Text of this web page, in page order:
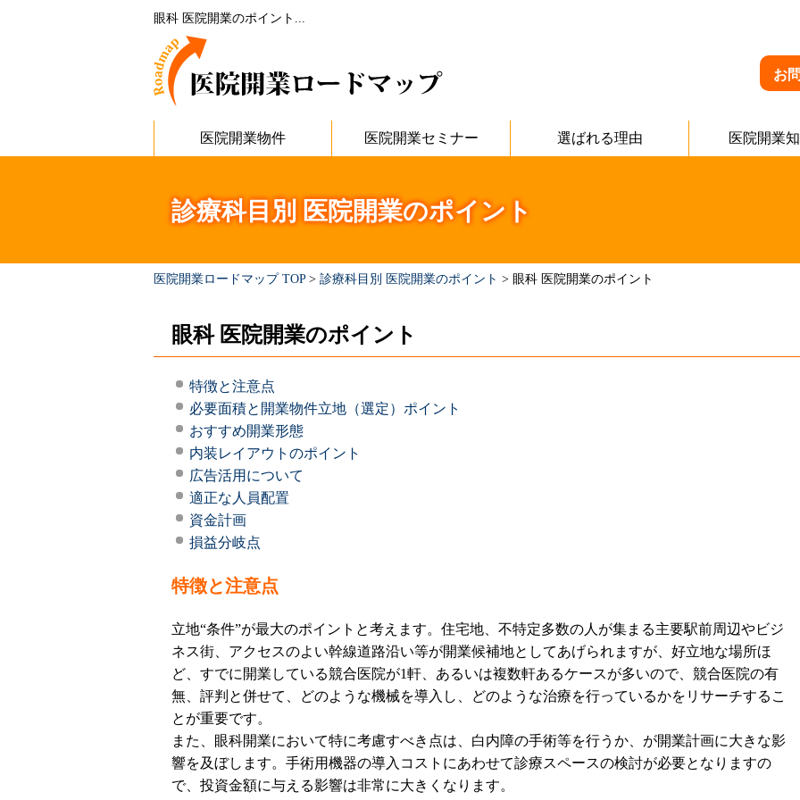
眼科 医院開業のポイント...
お
医院開業物件 医院開業セミナー 選ばれる理由 医院開業
診療科目別 医院開業のポイント
医院開業ロードマップ TOP> 診療科目別 医院開業のポイント > 眼科 医院開業のポイント
眼科 医院開業のポイント
特徴と注意点
必要面積と開業物件立地（選定）ポイント
おすすめ開業形態
内装レイアウトのポイント
広告活用について
適正な人員配置
資金計画
損益分岐点
特徴と注意点
立地“条件”が最大のポイントと考えます。住宅地、不特定多数の人が集まる主要駅前周辺やビジ
ネス街、アクセスのよい幹線道路沿い等が開業候補地としてあげられますが、好立地な場所ほ
ど、すでに開業している競合医院が1軒、あるいは複数軒あるケースが多いので、競合医院の有
無、評判と併せて、どのような機械を導入し、どのような治療を行っているかをリサーチするこ
とが重要です。
また、眼科開業において特に考慮すべき点は、白内障の手術等を行うか、が開業計画に大きな影
響を及ぼします。手術用機器の導入コストにあわせて診療スペースの検討が必要となりますの
で、投資金額に与える影響は非常に大きくなります。